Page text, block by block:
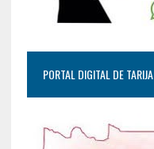
PORTAL DIGITAL DE TARIJA